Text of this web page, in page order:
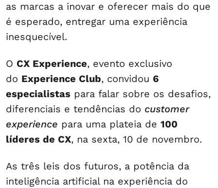
as marcas a inovar e oferecer mais do que
é esperado, entregar uma experiência
inesquecível.
O CX Experience, evento exclusivo
do Experience Club, convidou 6
especialistas para falar sobre os desafios,
diferenciais e tendências do customer
experience para uma plateia de 100
líderes de CX, na sexta, 10 de novembro.
As três leis dos futuros, a potência da
inteligência artificial na experiência do